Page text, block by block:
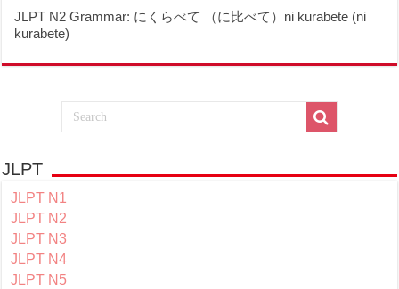
JLPT N2 Grammar: にくらべて （に比べて）ni kurabete (ni
kurabete)
JLPT
JLPT N1
JLPT N2
JLPT N3
JLPT N4
JLPT N5